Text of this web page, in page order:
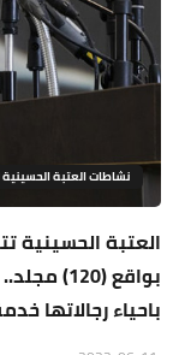
نشاطات العتبة
العتبة الحسينية
بواقع
باحياء رجالاتها